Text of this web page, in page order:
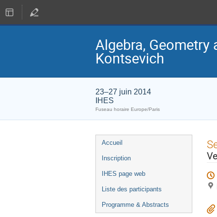
Algebra,
Kontsevich
23–27 juin 2014
IHES
Fuseau horaire Europe/Paris
Menu
de
Accueil
Inscription
IHES page web
Liste des participants
Programme & Abstracts